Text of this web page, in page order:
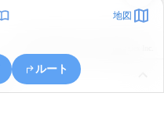
地図
ルート